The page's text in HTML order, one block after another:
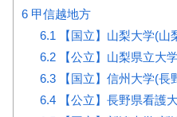
6 甲信越地方
6.1 【国立】山梨大学(山
6.2【公立】山梨県立大
6.3【国立】信州大学(長
6.4【公立】長野県看護